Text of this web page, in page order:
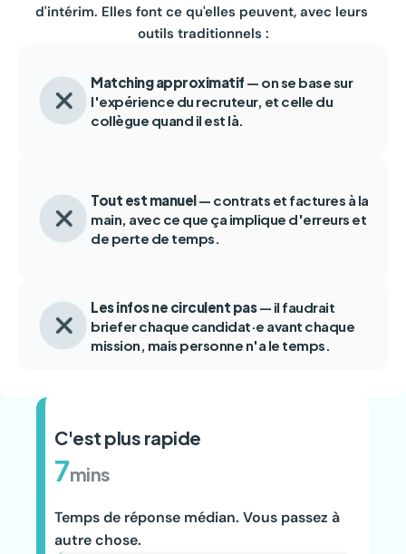
d'intérim. Elles font ce qu'elles peuvent, avec leurs
outils traditionnels :
Matching approximatif — on se base sur
l'expérience du recruteur, et celle du
collègue quand il est là.
Tout est manuel — contrats et factures à la
main, avec ce que ça implique d'erreurs et
de perte de temps.
Les infos ne circulent pas — il faudrait
briefer chaque candidat·e avant chaque
mission, mais personne n'a le temps.
C'est plus rapide
7mins
Temps de réponse médian. Vous passez à
autre chose.